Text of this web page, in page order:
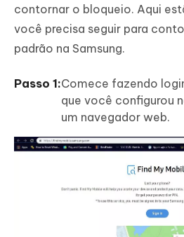
contornar o bloqueio. Aqui
você precisa seguir para
padrão na Samsung.
Passo 1:Comece fazendo
que você configurou
um navegador web.